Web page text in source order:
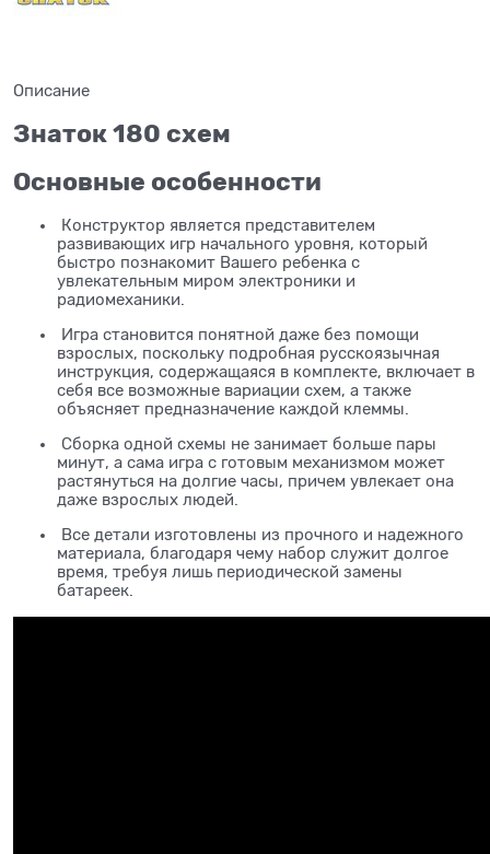
Описание
Знаток 180 схем
Основные особенности
Конструктор является представителем
развивающих игр начального уровня, который
быстро познакомит Вашего ребенка с
увлекательным миром электроники и
радиомеханики.
Игра становится понятной даже без помощи
взрослых, поскольку подробная русскоязычная
инструкция, содержащаяся в комплекте, включает в
себя все возможные вариации схем, а также
объясняет предназначение каждой клеммы.
Сборка одной схемы не занимает больше пары
минут, а сама игра с готовым механизмом может
растянуться на долгие часы, причем увлекает она
даже взрослых людей.
Все детали изготовлены из прочного и надежного
материала, благодаря чему набор служит долгое
время, требуя лишь периодической замены
батареек.